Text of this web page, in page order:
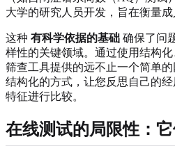
大学的研究人员开发，旨在衡量成
这种 有科学依据的基础 确保了问
样性的关键领域。通过使用结构化
筛查工具提供的远不止一个简单
结构化的方式，让您反思自己的
特征进行比较。
在线测试的局限性：